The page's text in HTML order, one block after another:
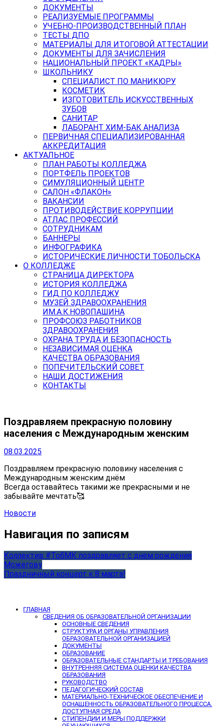
ДОКУМЕНТЫ
РЕАЛИЗУЕМЫЕ ПРОГРАММЫ
УЧЕБНО-ПРОИЗВОДСТВЕННЫЙ ПЛАН
ТЕСТЫ ДПО
МАТЕРИАЛЫ ДЛЯ ИТОГОВОЙ АТТЕСТАЦИИ
ДОКУМЕНТЫ ДЛЯ ЗАЧИСЛЕНИЯ
НАЦИОНАЛЬНЫЙ ПРОЕКТ «КАДРЫ»
ШКОЛЬНИКУ
СПЕЦИАЛИСТ ПО МАНИКЮРУ
КОСМЕТИК
ИЗГОТОВИТЕЛЬ ИСКУССТВЕННЫХ
ЗУБОВ
САНИТАР
ЛАБОРАНТ ХИМ-БАК АНАЛИЗА
ПЕРВИЧНАЯ СПЕЦИАЛИЗИРОВАННАЯ
АККРЕДИТАЦИЯ
АКТУАЛЬНОЕ
ПЛАН РАБОТЫ КОЛЛЕДЖА
ПОРТФЕЛЬ ПРОЕКТОВ
СИМУЛЯЦИОННЫЙ ЦЕНТР
САЛОН «ФЛАКОН»
ВАКАНСИИ
ПРОТИВОДЕЙСТВИЕ КОРРУПЦИИ
АТЛАС ПРОФЕССИЙ
СОТРУДНИКАМ
БАННЕРЫ
ИНФОГРАФИКА
ИСТОРИЧЕСКИЕ ЛИЧНОСТИ ТОБОЛЬСКА
О КОЛЛЕДЖЕ
СТРАНИЦА ДИРЕКТОРА
ИСТОРИЯ КОЛЛЕДЖА
ГИД ПО КОЛЛЕДЖУ
МУЗЕЙ ЗДРАВООХРАНЕНИЯ
ИМ.А.К.НОВОПАШИНА
ПРОФСОЮЗ РАБОТНИКОВ
ЗДРАВООХРАНЕНИЯ
ОХРАНА ТРУДА И БЕЗОПАСНОСТЬ
НЕЗАВИСИМАЯ ОЦЕНКА
КАЧЕСТВА ОБРАЗОВАНИЯ
ПОПЕЧИТЕЛЬСКИЙ СОВЕТ
НАШИ ДОСТИЖЕНИЯ
КОНТАКТЫ
Поздравляем прекрасную половину
населения с Международным женским
08.03.2025
Поздравляем прекрасную половину населения с
Международным женским днём
Всегда оставайтесь такими же прекрасными и не
забывайте мечтать🥰
Новости
Навигация по записям
Коллектив #ТобМК поздравляет с днем рождения
Можегову
Праздничный концерт к 8 марта!
ГЛАВНАЯ
СВЕДЕНИЯ ОБ ОБРАЗОВАТЕЛЬНОЙ ОРГАНИЗАЦИИ
ОСНОВНЫЕ СВЕДЕНИЯ
СТРУКТУРА И ОРГАНЫ УПРАВЛЕНИЯ
ОБРАЗОВАТЕЛЬНОЙ ОРГАНИЗАЦИЕЙ
ДОКУМЕНТЫ
ОБРАЗОВАНИЕ
ОБРАЗОВАТЕЛЬНЫЕ СТАНДАРТЫ И ТРЕБОВАНИЯ
ВНУТРЕННЯЯ СИСТЕМА ОЦЕНКИ КАЧЕСТВА
ОБРАЗОВАНИЯ
РУКОВОДСТВО
ПЕДАГОГИЧЕСКИЙ СОСТАВ
МАТЕРИАЛЬНО-ТЕХНИЧЕСКОЕ ОБЕСПЕЧЕНИЕ И
ОСНАЩЕННОСТЬ ОБРАЗОВАТЕЛЬНОГО ПРОЦЕССА.
ДОСТУПНАЯ СРЕДА
СТИПЕНДИИ И МЕРЫ ПОДДЕРЖКИ